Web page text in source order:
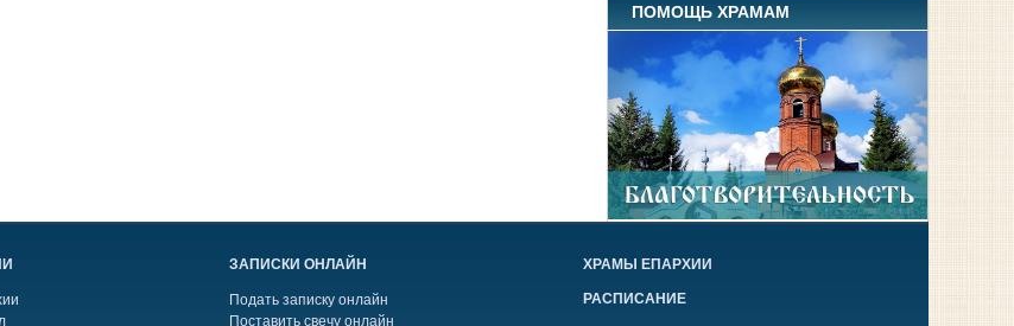
ПОМОЩЬ ХРАМАМ
ЗАПИСКИ ОНЛАЙН
Подать записку онлайн
Поставить свечу онлайн
ХРАМЫ ЕПАРХИИ
РАСПИСАНИЕ